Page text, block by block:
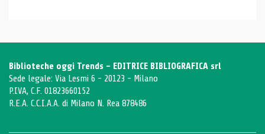
Biblioteche oggi Trends - EDITRICE BIBLIOGRAFICA srl
Sede legale: Via Lesmi 6 - 20123 - Milano
P.IVA, C.F. 01823660152
R.E.A. C.C.I.A.A. di Milano N. Rea 878486